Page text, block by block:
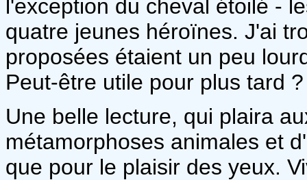
l'exception du cheval étoilé -
quatre jeunes héroïnes. J'ai
proposées étaient un peu
Peut-être utile pour plus tard ?
Une belle lecture, qui plaira
métamorphoses animales et
que pour le plaisir des yeux.